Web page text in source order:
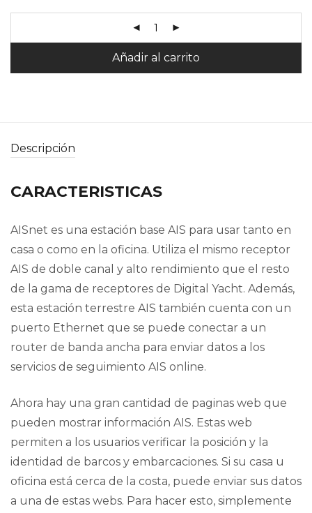
Añadir al carrito
Descripción
CARACTERISTICAS
AISnet es una estación base AIS para usar tanto en
casa o como en la oficina. Utiliza el mismo receptor
AIS de doble canal y alto rendimiento que el resto
de la gama de receptores de Digital Yacht. Además,
esta estación terrestre AIS también cuenta con un
puerto Ethernet que se puede conectar a un
router de banda ancha para enviar datos a los
servicios de seguimiento AIS online.
Ahora hay una gran cantidad de paginas web que
pueden mostrar información AIS. Estas web
permiten a los usuarios verificar la posición y la
identidad de barcos y embarcaciones. Si su casa u
oficina está cerca de la costa, puede enviar sus datos
a una de estas webs. Para hacer esto, simplemente